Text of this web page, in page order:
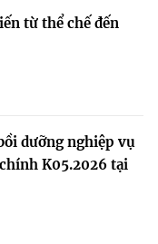
từ thể chế đến
dưỡng nghiệp vụ
K05.2026 tại